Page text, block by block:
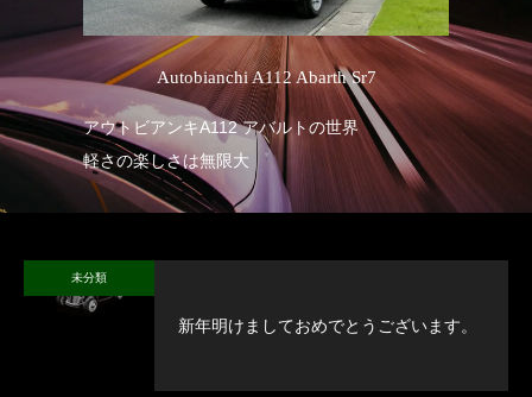
Autobianchi A112 Abarth Sr7
アウトビアンキA112 アバルトの世界
軽さの楽しさは無限大
未分類
新年明けましておめでとうございます。